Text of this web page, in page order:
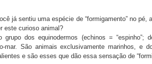
já sentiu uma espécie de “formigamento” no pé,
este curioso animal?
dos equinodermos (echinos = “espinho”;
mar. São animais exclusivamente marinhos, e
e são esses que dão essa sensação de